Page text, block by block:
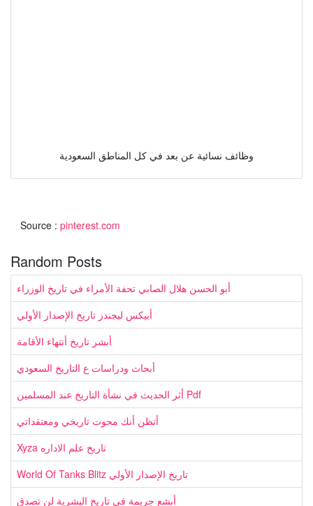
وظائف نسائية عن بعد في كل المناطق السعودية
Source : pinterest.com
Random Posts
أبو الحسن هلال الصابي تحفة الأمراء في تاريخ الوزراء
أبيكس ليجندز تاريخ الإصدار الأولي
أبشر تاريخ أنتهاء الأقامة
أبحاث ودراسات ع التاريخ السعودي
أثر الحديث في نشأة التاريخ عند المسلمين Pdf
أتظن أنك محوت تاريخي ومعتقداتي
Xyza تاريخ علم الاداره
World Of Tanks Blitz تاريخ الإصدار الأولي
أبشع جريمة في تاريخ البشرية لن تصدق